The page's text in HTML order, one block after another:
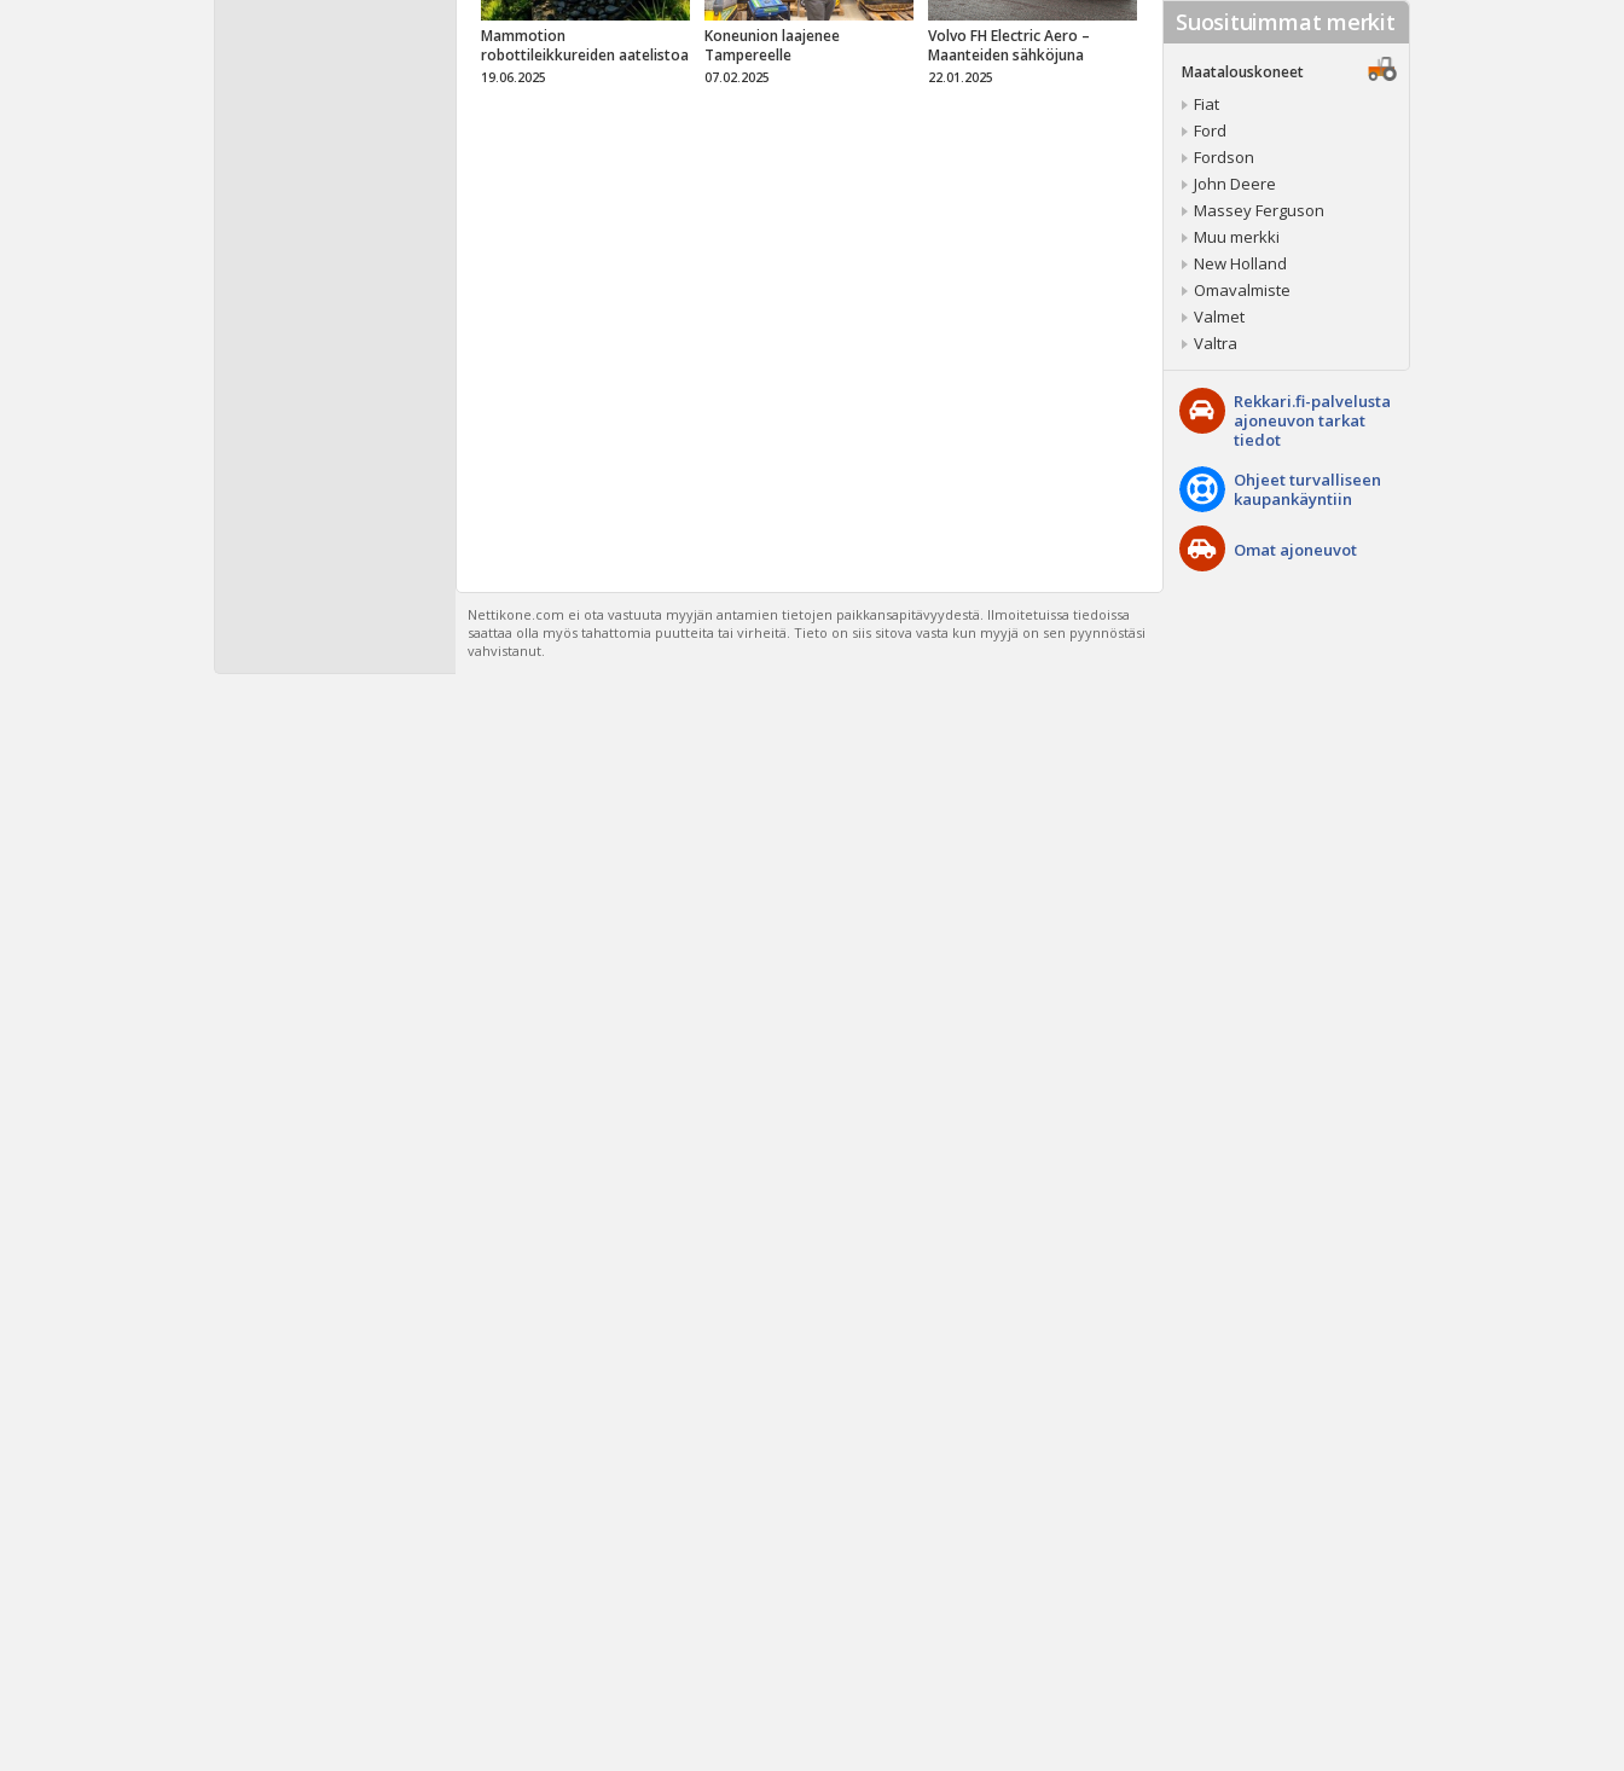
Mammotion
robottileikkureiden aatelistoa
19.06.2025
Koneunion laajenee
Tampereelle
07.02.2025
Volvo FH Electric Aero –
Maanteiden sähköjuna
22.01.2025
Nettikone.com ei ota vastuuta myyjän antamien tietojen paikkansapitävyydestä. Ilmoitetuissa tiedoissa
saattaa olla myös tahattomia puutteita tai virheitä. Tieto on siis sitova vasta kun myyjä on sen pyynnöstäsi
vahvistanut.
Suosituimmat merkit
Maatalouskoneet
Fiat
Ford
Fordson
John Deere
Massey Ferguson
Muu merkki
New Holland
Omavalmiste
Valmet
Valtra
Rekkari.fi-palvelusta
ajoneuvon tarkat
tiedot
Ohjeet turvalliseen
kaupankäyntiin
Omat ajoneuvot